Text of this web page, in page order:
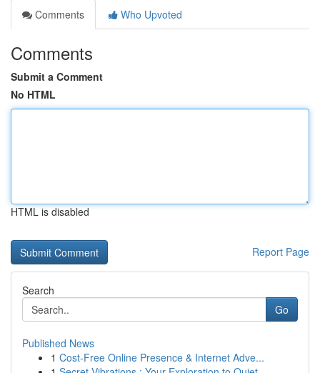
Comments
Who Upvoted
Comments
Submit a Comment
No HTML
HTML is disabled
Report Page
Search
Go
Published News
1 Cost-Free Online Presence & Internet Adve...